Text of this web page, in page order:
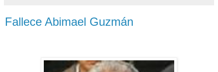
Fallece Abimael Guzmán